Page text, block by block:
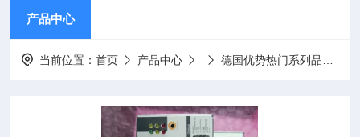
产品中心
当前位置：首页 产品中心 德国优势热门系列品牌